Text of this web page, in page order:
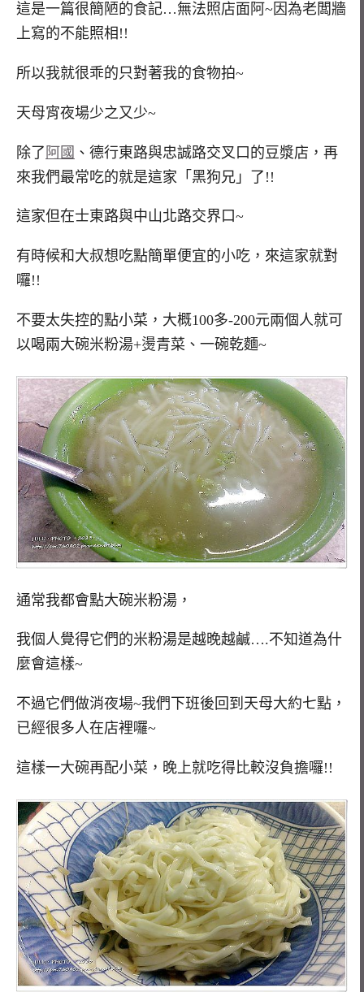
這是一篇很簡陋的食記…無法照店面阿~因為老闆牆
上寫的不能照相!!
所以我就很乖的只對著我的食物拍~
天母宵夜場少之又少~
除了 阿國 、德行東路與忠誠路交叉口的豆漿店，再
來我們最常吃的就是這家「黑狗兄」了!!
這家但在士東路與中山北路交界口~
有時候和大叔想吃點簡單便宜的小吃，來這家就對
囉!!
不要太失控的點小菜，大概100多-200元兩個人就可
以喝兩大碗米粉湯+燙青菜、一碗乾麵~
通常我都會點大碗米粉湯，
我個人覺得它們的米粉湯是越晚越鹹….不知道為什
麼會這樣~
不過它們做消夜場~我們下班後回到天母大約七點，
已經很多人在店裡囉~
這樣一大碗再配小菜，晚上就吃得比較沒負擔囉!!